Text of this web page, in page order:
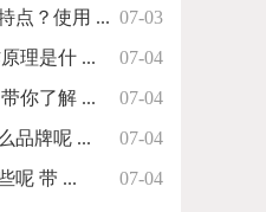
07-03
点？使用 ...
07-04
理是什 ...
07-04
你了解 ...
07-04
品牌呢 ...
07-04
呢 带 ...